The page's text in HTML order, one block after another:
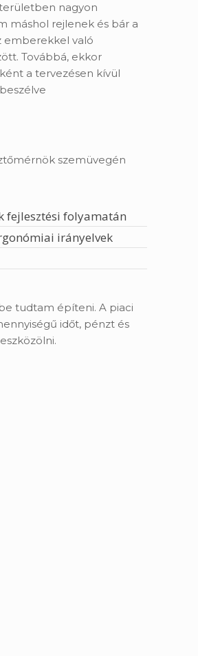
nagyon
máshol rejlenek és bár a
emberekkel való
Továbbá, ekkor
a tervezésen kívül
szemüvegén
fejlesztési folyamatán
irányelvek
tudtam építeni. A piaci
időt, pénzt és